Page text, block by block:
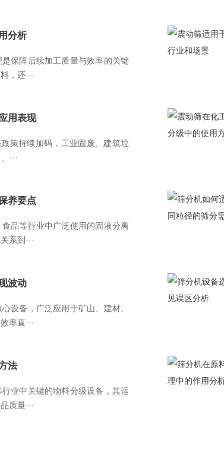
分析
保障后续加工质量与效率的关键
，还···
用表现
策持续加码，工业固废、建筑垃
···
养要点
品等行业中广泛使用的固液分离
系到···
波动
设备，广泛应用于矿山、建材、
率直···
法
业中关键的物料分级设备，其运
质量···